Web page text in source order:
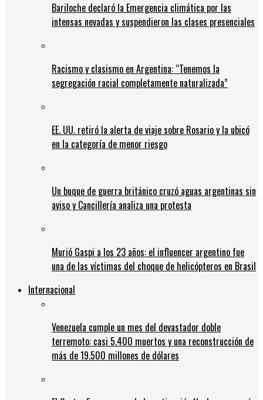
Bariloche declaró la Emergencia climática por las
intensas nevadas y suspendieron las clases presenciales
Racismo y clasismo en Argentina: “Tenemos la
segregación racial completamente naturalizada”
EE. UU. retiró la alerta de viaje sobre Rosario y la ubicó
en la categoría de menor riesgo
Un buque de guerra británico cruzó aguas argentinas sin
aviso y Cancillería analiza una protesta
Murió Gaspi a los 23 años: el influencer argentino fue
una de las víctimas del choque de helicópteros en Brasil
Internacional
Venezuela cumple un mes del devastador doble
terremoto: casi 5.400 muertos y una reconstrucción de
más de 19.500 millones de dólares